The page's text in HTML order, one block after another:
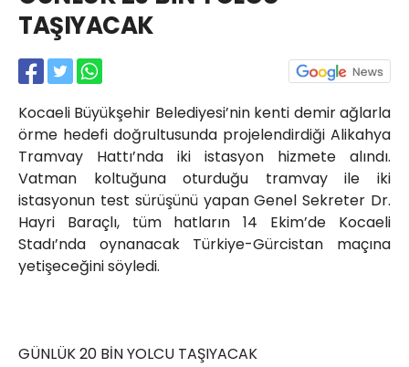
TAŞIYACAK
Kocaeli Büyükşehir Belediyesi’nin kenti demir ağlarla
örme hedefi doğrultusunda projelendirdiği Alikahya
Tramvay Hattı’nda iki istasyon hizmete alındı.
Vatman koltuğuna oturduğu tramvay ile iki
istasyonun test sürüşünü yapan Genel Sekreter Dr.
Hayri Baraçlı, tüm hatların 14 Ekim’de Kocaeli
Stadı’nda oynanacak Türkiye-Gürcistan maçına
yetişeceğini söyledi.
GÜNLÜK 20 BİN YOLCU TAŞIYACAK
Akkavaklar Caddesi No:17/4 İzmit-
kocaelisokak@gmail.com